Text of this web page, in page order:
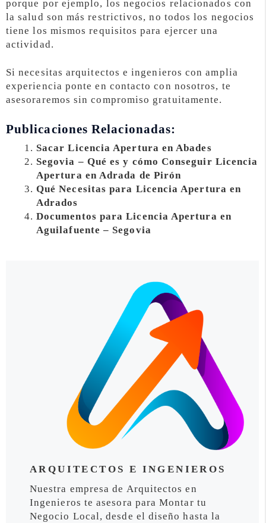
porque por ejemplo, los negocios relacionados con
la salud son más restrictivos, no todos los negocios
tiene los mismos requisitos para ejercer una
actividad.
Si necesitas arquitectos e ingenieros con amplia
experiencia ponte en contacto con nosotros, te
asesoraremos sin compromiso gratuitamente.
Publicaciones Relacionadas:
Sacar Licencia Apertura en Abades
Segovia – Qué es y cómo Conseguir Licencia
Apertura en Adrada de Pirón
Qué Necesitas para Licencia Apertura en
Adrados
Documentos para Licencia Apertura en
Aguilafuente – Segovia
ARQUITECTOS E INGENIEROS
Nuestra empresa de Arquitectos en
Ingenieros te asesora para Montar tu
Negocio Local, desde el diseño hasta la